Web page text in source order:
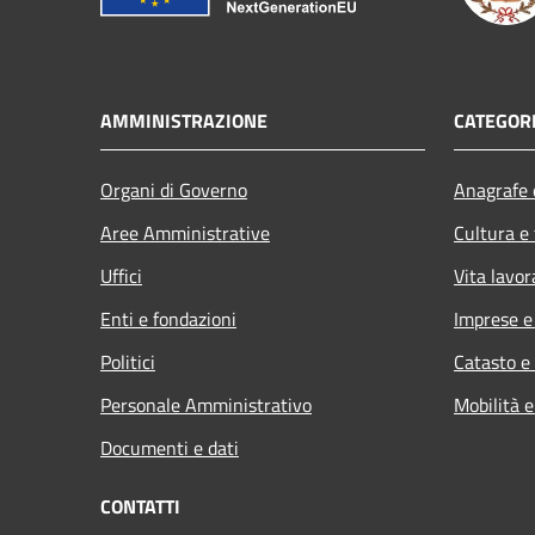
AMMINISTRAZIONE
Organi di Governo
Aree Amministrative
Uffici
Enti e fondazioni
Politici
Personale Amministrativo
Documenti e dati
Cultura
Vita
Imprese
Catasto
Mobilità
CONTATTI